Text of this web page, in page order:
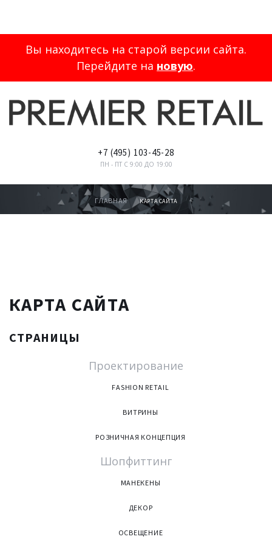
Вы находитесь на старой версии сайта.
Перейдите на новую.
+7 (495) 103-45-28
ПН - ПТ С 9:00 ДО 19:00
ГЛАВНАЯ КАРТА САЙТА
КАРТА САЙТА
СТРАНИЦЫ
Проектирование
FASHION RETAIL
ВИТРИНЫ
РОЗНИЧНАЯ КОНЦЕПЦИЯ
Шопфиттинг
МАНЕКЕНЫ
ДЕКОР
ОСВЕЩЕНИЕ